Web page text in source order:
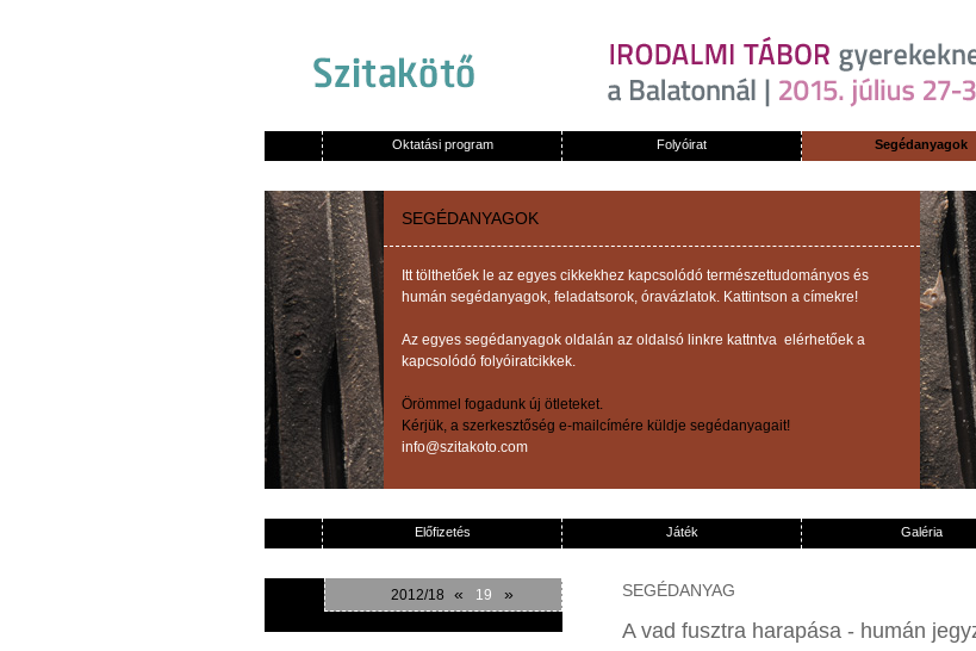
Oktatási program Folyóirat Segédanyagok
SEGÉDANYAGOK
Itt tölthetőek le az egyes cikkekhez kapcsolódó természettudományos és
humán segédanyagok, feladatsorok, óravázlatok. Kattintson a címekre!
Az egyes segédanyagok oldalán az oldalsó linkre kattntva elérhetőek a
kapcsolódó folyóiratcikkek.
Örömmel fogadunk új ötleteket.
Kérjük, a szerkesztőség e-mailcímére küldje segédanyagait!
info@szitakoto.com
Előfizetés Játék Galéria
2012/18 « 19 » SEGÉDANYAG
A vad fusztra harapása - humán